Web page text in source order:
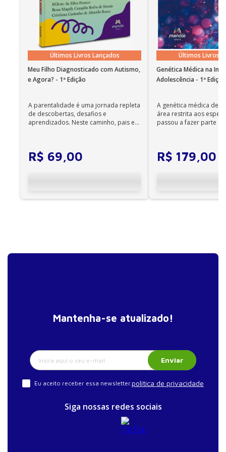
• O aplicativo Bookshelf dispõe de recursos para
auxiliar os portadores de deficiência visual. Além da
ampliação de caracteres, o aplicativo oferece a leitura
com voz sintetizada; • O recurso de leitura em
português funciona em instalações em nosso idioma
no Windows 7 SP1 ou superior e OS X 10.10 (Yosemite).
Observações importantes
Não é permitida a impressão dos e-books;
dispositivos Kindle, Nook, Kobo e Lev;
Últimos Livros Lançados
Meu Filho Diagnosticado com Autismo,
e Agora? - 1ª Edição
A parentalidade é uma jornada repleta
de descobertas, desafios e
aprendizados. Neste caminho, pais e
R$ 69,00
Últimos Livros
Genética Médica na
Adolescência - 1ª Edição
A genética médica
área restrita aos
passou a fazer parte
R$ 179,00
Mantenha-se atualizado!
Enviar
Eu aceito receber essa newsletter.política de privacidade
Siga nossas redes sociais